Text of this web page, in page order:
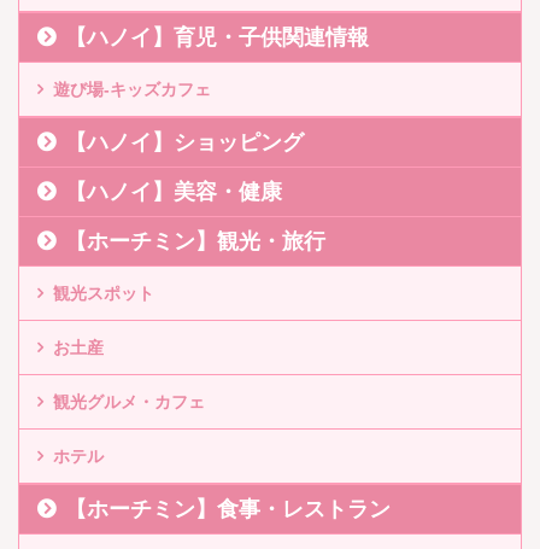
【ハノイ】育児・子供関連情報
遊び場-キッズカフェ
【ハノイ】ショッピング
【ハノイ】美容・健康
【ホーチミン】観光・旅行
観光スポット
お土産
観光グルメ・カフェ
ホテル
【ホーチミン】食事・レストラン